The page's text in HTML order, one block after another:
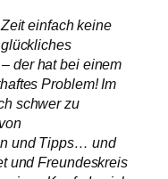
einfach keine
der hat bei einem
Problem! Im
schwer zu
und Tipps… und
und Freundeskreis